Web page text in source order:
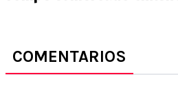
COMENTARIOS